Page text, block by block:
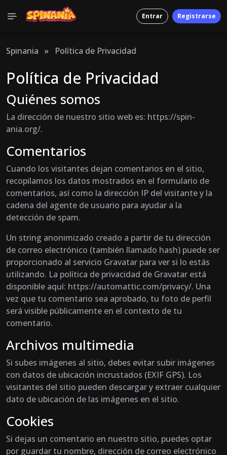
Entrar Registrarse
Spinania » Política de Privacidad
Política de Privacidad
Quiénes somos
La dirección de nuestro sitio web es: https://spin-
ania.org/.
Comentarios
Cuando los visitantes dejan comentarios en el sitio,
recopilamos los datos mostrados en el formulario de
comentarios, así como la dirección IP del visitante y la
cadena del agente de usuario para ayudar a la
detección de spam.
Un string anonimizado creado a partir de tu dirección
de correo electrónico (también llamado hash) puede ser
proporcionado al servicio Gravatar para ver si lo estás
utilizando. La política de privacidad de Gravatar está
disponible aquí: https://automattic.com/privacy/. Una
vez que tu comentario sea aprobado, tu foto de perfil
será visible públicamente en el contexto de tu
comentario.
Archivos multimedia
Si subes imágenes al sitio, debes evitar subir imágenes
con datos de ubicación incrustados (EXIF GPS). Los
visitantes del sitio pueden descargar y extraer cualquier
dato de ubicación de las imágenes en el sitio.
Cookies
Si dejas un comentario en nuestro sitio, puedes optar
por guardar tu nombre, dirección de correo electrónico